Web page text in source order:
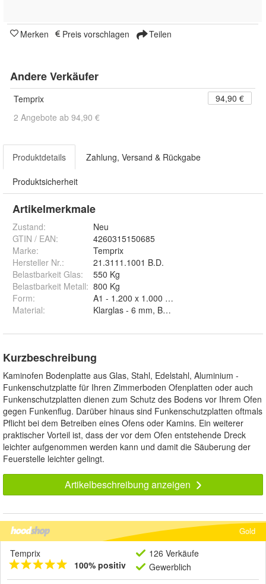
Merken Preis vorschlagen Teilen
Andere Verkäufer
Temprix
94,90 €
2 Angebote ab 94,90 €
Produktdetails Zahlung, Versand & Rückgabe
Produktsicherheit
Artikelmerkmale
Zustand:
Neu
GTIN / EAN:
4260315150685
Marke:
Temprix
Hersteller Nr.:
21.3111.1001 B.D.
Belastbarkeit Glas:
550 Kg
Belastbarkeit Metall: 800 Kg
Form:
A1 - 1.200 x 1.000 mm, A2 - 1.100 x 1.000
Material: Klarglas - 6 mm, Braunglas - 6 mm,
Kurzbeschreibung
Kaminofen Bodenplatte aus Glas, Stahl, Edelstahl, Aluminium -
Funkenschutzplatte für Ihren Zimmerboden Ofenplatten oder auch
Funkenschutzplatten dienen zum Schutz des Bodens vor Ihrem Ofen
gegen Funkenflug. Darüber hinaus sind Funkenschutzplatten oftmals
Pflicht bei dem Betreiben eines Ofens oder Kamins. Ein weiterer
praktischer Vorteil ist, dass der vor dem Ofen entstehende Dreck
leichter aufgenommen werden kann und damit die Säuberung der
Feuerstelle leichter gelingt.
Artikelbeschreibung anzeigen
Gold
Temprix
100% positiv
126 Verkäufe
Gewerblich